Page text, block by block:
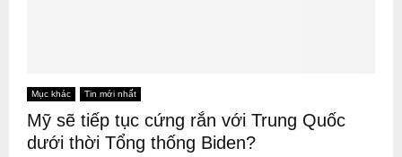
Mục khác Tin mới nhất
Mỹ sẽ tiếp tục cứng rắn với Trung Quốc
dưới thời Tổng thống Biden?